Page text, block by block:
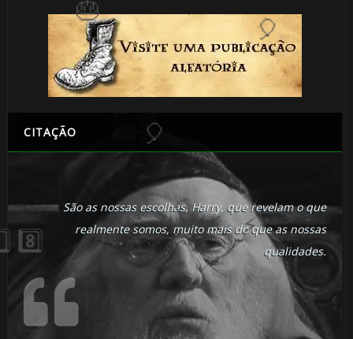
CITAÇÃO
São as nossas escolhas, Harry, que revelam o que
realmente somos, muito mais do que as nossas
qualidades.
1️⃣ 8️⃣